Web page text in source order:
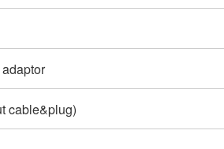
adaptor
cable&plug)